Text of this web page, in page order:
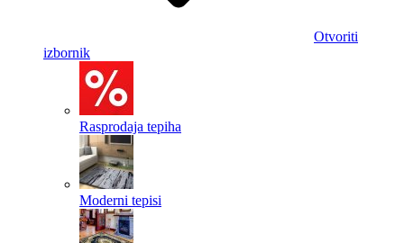
Otvoriti
izbornik
Rasprodaja tepiha
Moderni tepisi